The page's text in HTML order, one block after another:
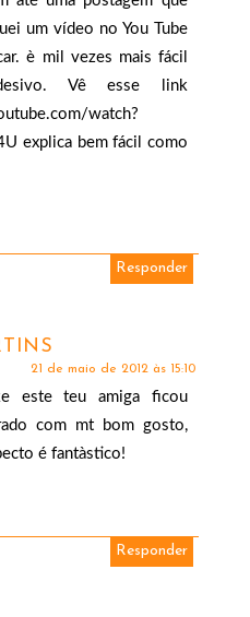
um vídeo no You Tube
è mil vezes mais fácil
Vê esse link
watch?
explica bem fácil como
Responder
21 de maio de 2012 às 15:10
este teu amiga ficou
com mt bom gosto,
é fantàstico!
Responder